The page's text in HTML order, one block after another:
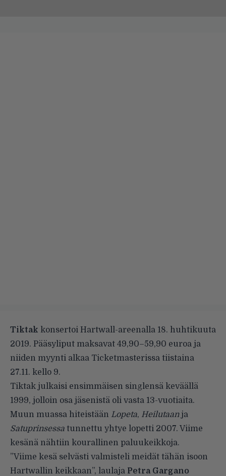
Tiktak konsertoi Hartwall-areenalla 18. huhtikuuta
2019. Pääsyliput maksavat 49,90–59,90 euroa ja
niiden myynti alkaa Ticketmasterissa tiistaina
27.11. kello 9.
Tiktak julkaisi ensimmäisen singlensä keväällä
1999, jolloin osa jäsenistä oli vasta 13-vuotiaita.
Muun muassa hiteistään Lopeta, Heilutaanja
Satuprinsessa tunnettu yhtye lopetti 2007. Viime
kesänä nähtiin kourallinen paluukeikkoja.
”Viime kesä selvästi valmisteli meidät tähän isoon
Hartwallin keikkaan”, laulaja Petra Gargano